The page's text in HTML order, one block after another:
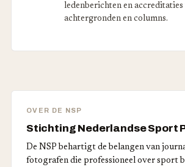
ledenberichten en
achtergronden en columns.
OVER DE NSP
Stichting Nederlandse Sport
De NSP behartigt de belangen van
fotografen die professioneel over sport